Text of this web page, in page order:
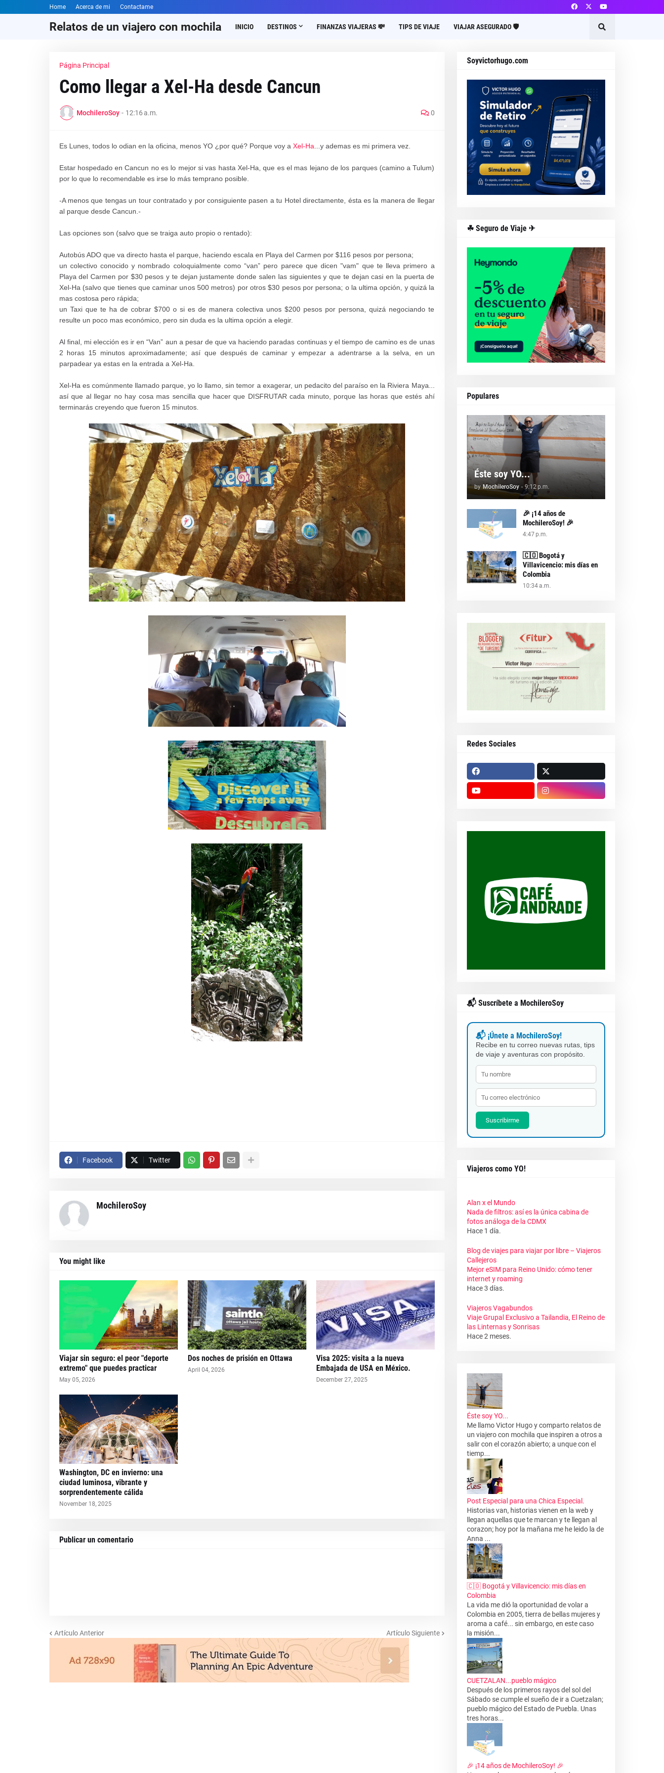
Home Acerca de mi Contactame
Relatos de un viajero con mochila INICIO DESTINOS FINANZAS VIAJERAS 💸 TIPS DE VIAJE VIAJAR ASEGURADO 🛡️
Página Principal
Como llegar a Xel-Ha desde Cancun
MochileroSoy - 12:16 a.m. 0
Es Lunes, todos lo odian en la oficina, menos YO ¿por qué? Porque voy a Xel-Ha ...y ademas es mi primera vez.
Estar hospedado en Cancun no es lo mejor si vas hasta Xel-Ha, que es el mas lejano de los parques (camino a Tulum)
por lo que lo recomendable es irse lo más temprano posible.
-A menos que tengas un tour contratado y por consiguiente pasen a tu Hotel directamente, ésta es la manera de llegar
al parque desde Cancun.-
Las opciones son (salvo que se traiga auto propio o rentado):
Autobús ADO que va directo hasta el parque, haciendo escala en Playa del Carmen por $116 pesos por persona;
un colectivo conocido y nombrado coloquialmente como “van” pero parece que dicen "vam" que te lleva primero a
Playa del Carmen por $30 pesos y te dejan justamente donde salen las siguientes y que te dejan casi en la puerta de
Xel-Ha (salvo que tienes que caminar unos 500 metros) por otros $30 pesos por persona; o la ultima opción, y quizá la
mas costosa pero rápida;
un Taxi que te ha de cobrar $700 o si es de manera colectiva unos $200 pesos por persona, quizá negociando te
resulte un poco mas económico, pero sin duda es la ultima opción a elegir.
Al final, mi elección es ir en “Van” aun a pesar de que va haciendo paradas continuas y el tiempo de camino es de unas
2 horas 15 minutos aproximadamente; así que después de caminar y empezar a adentrarse a la selva, en un
parpadear ya estas en la entrada a Xel-Ha.
Xel-Ha es comúnmente llamado parque, yo lo llamo, sin temor a exagerar, un pedacito del paraíso en la Riviera Maya...
así que al llegar no hay cosa mas sencilla que hacer que DISFRUTAR cada minuto, porque las horas que estés ahí
terminarás creyendo que fueron 15 minutos.
Facebook Twitter
MochileroSoy
You might like
Viajar sin seguro: el peor "deporte
extremo" que puedes practicar
May 05, 2026
Dos noches de prisión en Ottawa
April 04, 2026
Visa 2025: visita a la nueva
Embajada de USA en México.
December 27, 2025
Washington, DC en invierno: una
ciudad luminosa, vibrante y
sorprendentemente cálida
November 18, 2025
Publicar un comentario
Artículo Anterior Artículo Siguiente
Soyvictorhugo.com
☘ Seguro de Viaje ✈
Populares
Éste soy YO...
by MochileroSoy - 9:12 p.m.
🎉 ¡14 años de
MochileroSoy! 🎉
4:47 p.m.
🇨🇴 Bogotá y
Villavicencio: mis días en
Colombia
10:34 a.m.
Redes Sociales
📬 Suscríbete a MochileroSoy
📬 ¡Únete a MochileroSoy!
Recibe en tu correo nuevas rutas, tips
de viaje y aventuras con propósito.
Suscribirme
Viajeros como YO!
Alan x el Mundo
Nada de filtros: así es la única cabina de
fotos análoga de la CDMX
Hace 1 día.
Blog de viajes para viajar por libre – Viajeros
Callejeros
Mejor eSIM para Reino Unido: cómo tener
internet y roaming
Hace 3 días.
Viajeros Vagabundos
Viaje Grupal Exclusivo a Tailandia, El Reino de
las Linternas y Sonrisas
Hace 2 meses.
Éste soy YO...
Me llamo Victor Hugo y comparto relatos de
un viajero con mochila que inspiren a otros a
salir con el corazón abierto; a unque con el
tiemp...
Post Especial para una Chica Especial.
Historias van, historias vienen en la web y
llegan aquellas que te marcan y te llegan al
corazon; hoy por la mañana me he leido la de
Anna ...
🇨🇴 Bogotá y Villavicencio: mis días en
Colombia
La vida me dió la oportunidad de volar a
Colombia en 2005, tierra de bellas mujeres y
aroma a café... sin embargo, en este caso
la misión...
CUETZALAN...pueblo mágico
Después de los primeros rayos del sol del
Sábado se cumple el sueño de ir a Cuetzalan;
pueblo mágico del Estado de Puebla. Unas
tres horas...
🎉 ¡14 años de MochileroSoy! 🎉